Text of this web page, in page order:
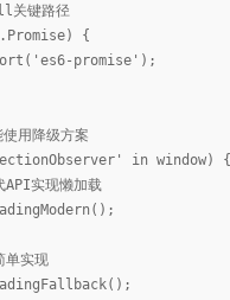
键路径
{
promise');
用降级方案
in window) {
实现懒加载
实现